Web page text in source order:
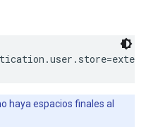
haya espacios finales al